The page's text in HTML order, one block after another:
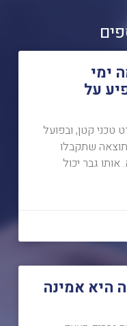
ימי
על
טכני קטן, ובפועל
שתקבלו
גבר יכול
היא אמינה